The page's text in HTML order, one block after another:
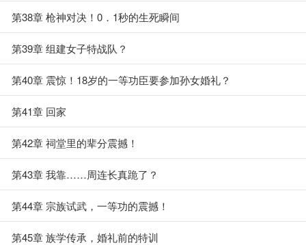
第38章 枪神对决！0．1秒的生死瞬间
第39章 组建女子特战队？
第40章 震惊！18岁的一等功臣要参加孙女婚礼？
第41章 回家
第42章 祠堂里的辈分震撼！
第43章 我靠……周连长真跪了？
第44章 宗族试武，一等功的震撼！
第45章 族学传承，婚礼前的特训